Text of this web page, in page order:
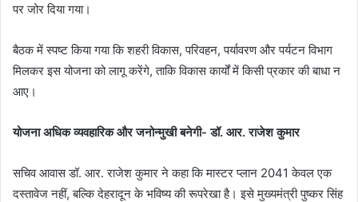
पर जोर दिया गया।
बैठक में स्पष्ट किया गया कि शहरी विकास, परिवहन, पर्यावरण और पर्यटन विभाग
मिलकर इस योजना को लागू करेंगे, ताकि विकास कार्यों में किसी प्रकार की बाधा न
आए।
योजना अधिक व्यवहारिक और जनोन्मुखी बनेगी- डॉ. आर. राजेश कुमार
सचिव आवास डॉ. आर. राजेश कुमार ने कहा कि मास्टर प्लान 2041 केवल एक
दस्तावेज नहीं, बल्कि देहरादून के भविष्य की रूपरेखा है। इसे मुख्यमंत्री पुष्कर सिंह